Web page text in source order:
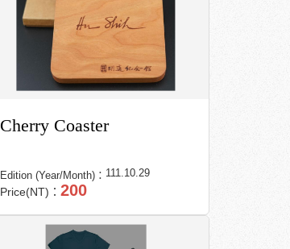
Cherry Coaster
Edition (Year/Month)： 111.10.29
Price(NT)： 200